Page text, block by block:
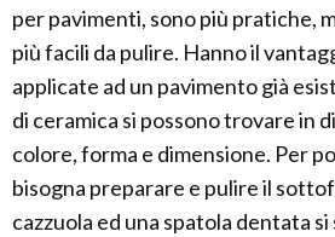
per pavimenti, sono più pratiche,
più facili da pulire. Hanno il
applicate ad un pavimento già
di ceramica si possono trovare in
colore, forma e dimensione. Per
bisogna preparare e pulire il
cazzuola ed una spatola dentata